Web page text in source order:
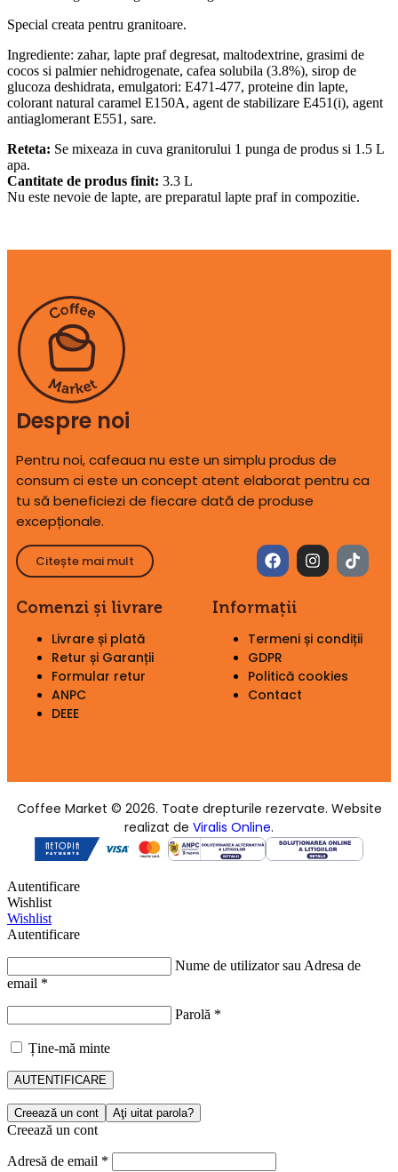
Special creata pentru granitoare.
Ingrediente: zahar, lapte praf degresat, maltodextrine, grasimi de
cocos si palmier nehidrogenate, cafea solubila (3.8%), sirop de
glucoza deshidrata, emulgatori: E471-477, proteine din lapte,
colorant natural caramel E150A, agent de stabilizare E451(i), agent
antiaglomerant E551, sare.
Reteta: Se mixeaza in cuva granitorului 1 punga de produs si 1.5 L
apa.
Cantitate de produs finit: 3.3 L
Nu este nevoie de lapte, are preparatul lapte praf in compozitie.
Despre noi
Pentru noi, cafeaua nu este un simplu produs de
consum ci este un concept atent elaborat pentru ca
tu să beneficiezi de fiecare dată de produse
excepționale.
Citește mai mult
Comenzi și livrare
Livrare și plată
Retur și Garanții
Formular retur
ANPC
DEEE
Informații
Termeni și condiții
GDPR
Politică cookies
Contact
Coffee Market © 2026. Toate drepturile rezervate. Website
realizat de Viralis Online.
Autentificare
Wishlist
Wishlist
Autentificare
Nume de utilizator sau Adresa de
email *
Parolă *
Ține-mă minte
AUTENTIFICARE
Creează un cont Aţi uitat parola?
Creează un cont
Adresă de email *